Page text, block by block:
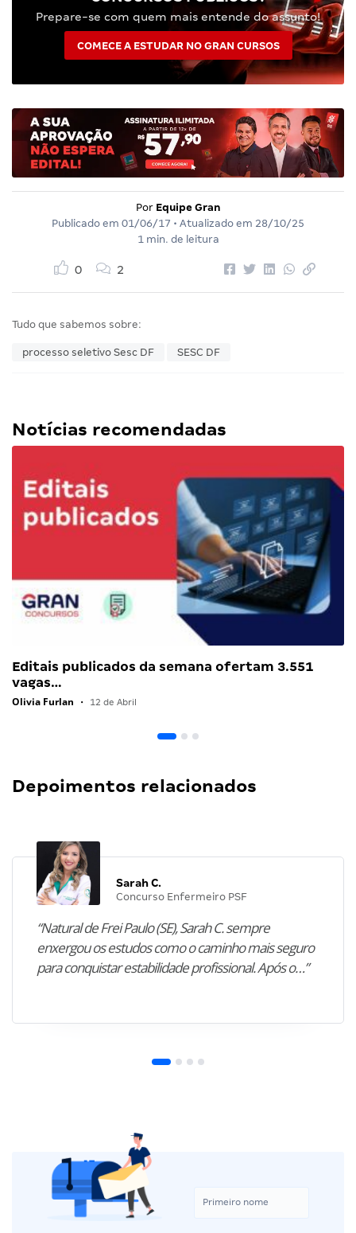
Prepare-se com quem mais entende do assunto!
COMECE A ESTUDAR NO GRAN CURSOS
Por Equipe Gran
Publicado em 01/06/17 • Atualizado em 28/10/25
1 min. de leitura
0 2
Tudo que sabemos sobre:
processo seletivo Sesc DF SESC DF
Notícias recomendadas
Editais publicados da semana ofertam 3.551
vagas…
Olivia Furlan • 12 de Abril
Depoimentos relacionados
Sarah C.
Concurso Enfermeiro PSF
“Natural de Frei Paulo (SE), Sarah C. sempre
enxergou os estudos como o caminho mais seguro
para conquistar estabilidade profissional. Após o…”